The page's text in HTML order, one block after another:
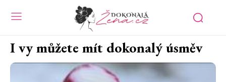
I vy můžete mít dokonalý úsměv